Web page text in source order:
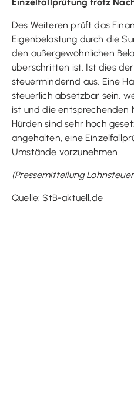
Des Weiteren prüft das
Eigenbelastung durch die
den außergewöhnlichen
überschritten ist. Ist dies
steuermindernd aus. Eine
steuerlich absetzbar sein,
ist und die entsprechenden
Hürden sind sehr hoch
angehalten, eine
Umstände vorzunehmen.
(Pressemitteilung
Quelle: StB-aktuell.de